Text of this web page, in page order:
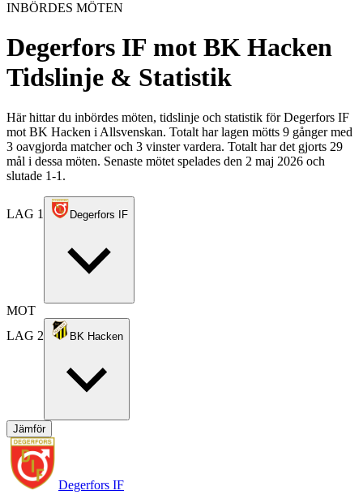
INBÖRDES MÖTEN
Degerfors IF mot BK Hacken
Tidslinje & Statistik
Här hittar du inbördes möten, tidslinje och statistik för Degerfors IF
mot BK Hacken i Allsvenskan. Totalt har lagen mötts 9 gånger med
3 oavgjorda matcher och 3 vinster vardera. Totalt har det gjorts 29
mål i dessa möten. Senaste mötet spelades den 2 maj 2026 och
slutade 1-1.
LAG 1 Degerfors IF
MOT
LAG 2
BK Hacken
Jämför
Degerfors IF